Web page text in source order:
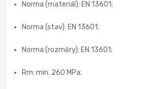
Norma (materiál): EN 13601;
Norma (stav): EN 13601;
Norma (rozměry): EN 13601;
Rm: min. 260 MPa;